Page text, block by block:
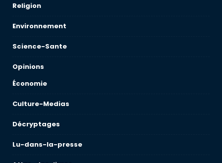
Religion
Environnement
Science-Sante
Opinions
Économie
Culture-Medias
Décryptages
Lu-dans-la-presse